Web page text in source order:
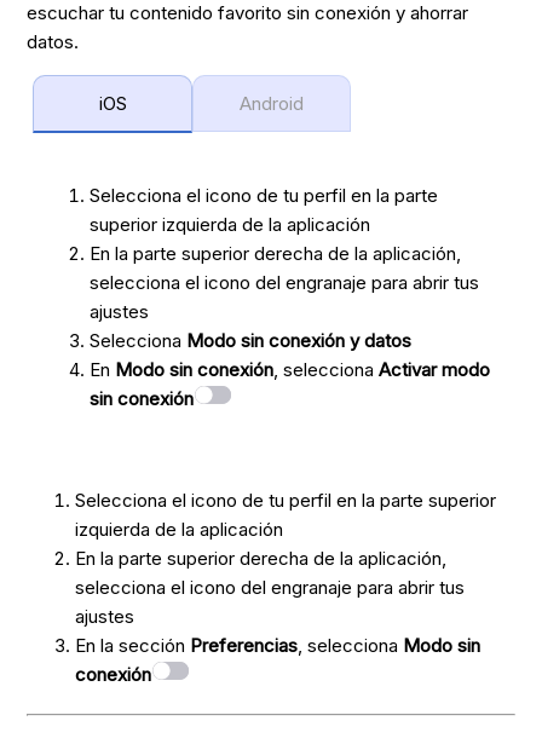
escuchar tu contenido favorito sin conexión y ahorrar
datos.
iOS Android
Selecciona el icono de tu perfil en la parte
superior izquierda de la aplicación
En la parte superior derecha de la aplicación,
selecciona el icono del engranaje para abrir tus
ajustes
Selecciona Modo sin conexión y datos
En Modo sin conexión, seleccionaActivar modo
sin conexión
Selecciona el icono de tu perfil en la parte superior
izquierda de la aplicación
En la parte superior derecha de la aplicación,
selecciona el icono del engranaje para abrir tus
ajustes
En la sección Preferencias, selecciona Modo sin
conexión